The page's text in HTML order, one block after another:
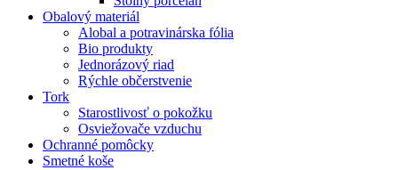
Obalový materiál
Alobal a potravinárska fólia
Bio produkty
Jednorázový riad
Rýchle občerstvenie
Tork
Starostlivosť o pokožku
Osviežovače vzduchu
Ochranné pomôcky
Smetné koše